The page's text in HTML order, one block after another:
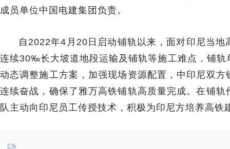
成员单位中国电建集团负责。
自2022年4月20日启动铺轨以来，面对印尼当地
连续30‰长大坡道地段运输及铺轨等施工难点，铺轨
动态调整施工方案，加强现场资源配置，中印尼双方
连续奋战，确保了雅万高铁铺轨高质量完成。在铺轨
队主动向印尼员工传授技术，积极为印尼方培养高铁